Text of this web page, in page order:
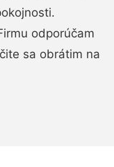
odporúčam
sa obrátim na